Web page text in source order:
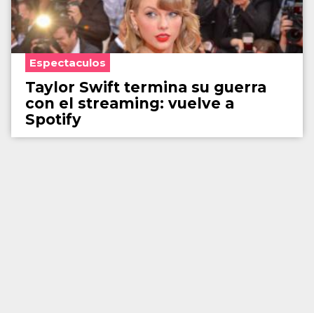
Espectaculos
Taylor Swift termina su guerra
con el streaming: vuelve a
Spotify